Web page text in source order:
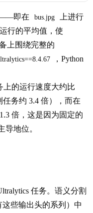
即在 bus.jpg
上进行
行的平均值，使
上围绕完整的
，Python
上的运行速度大约比
任务约 3.4 倍），而在
倍，这是因为固定的
导地位。
任务。语义分割
些输出头的系列）中